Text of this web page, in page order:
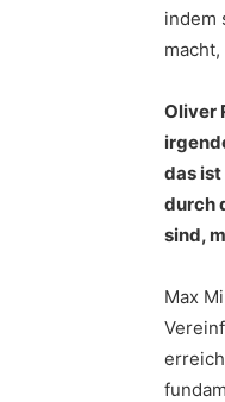
indem
Oliver
das ist
durch
sind,
Max